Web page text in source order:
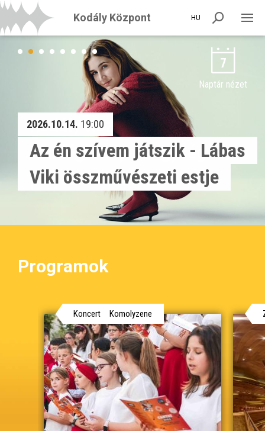
Kodály Központ HU
2026.10.14. 19:00
Az én szívem játszik - Lábas
Viki összművészeti estje
7
Naptár nézet
Programok
Koncert Komolyzene